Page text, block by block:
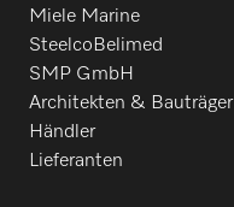
Miele Marine
SteelcoBelimed
SMP GmbH
Architekten & Bauträger
Händler
Lieferanten